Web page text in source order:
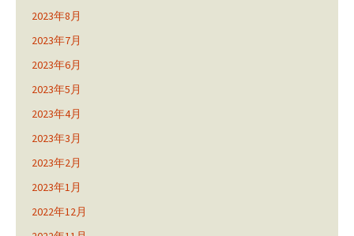
2023年8月
2023年7月
2023年6月
2023年5月
2023年4月
2023年3月
2023年2月
2023年1月
2022年12月